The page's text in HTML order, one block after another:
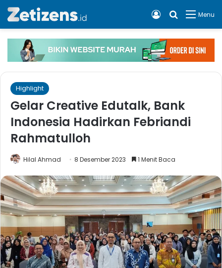
Menu
Cari apa,
Log In
Highlight
Gelar Creative Edutalk, Bank
Indonesia Hadirkan Febriandi
Rahmatulloh
Hilal Ahmad 8 Desember 2023 1 Menit Baca